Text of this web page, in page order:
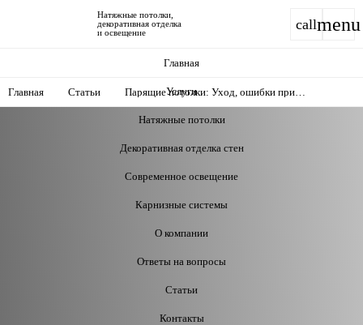
Натяжные потолки,
декоративная отделка
и освещение
callmenu
Главная
Услуги
Натяжные потолки
Декоративная отделка стен
Современное освещение
Карнизные системы
О компании
Ответы на вопросы
Статьи
Контакты
Главная Статьи
Парящие потолки: Уход, ошибки при